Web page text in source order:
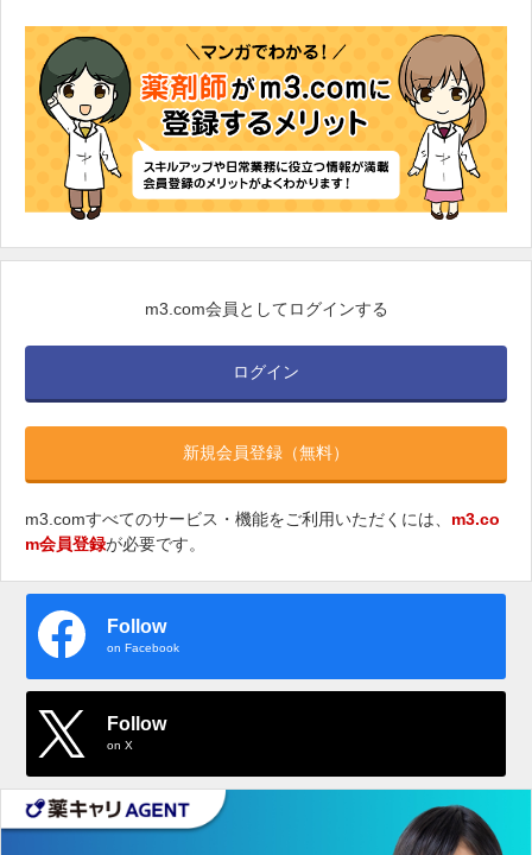
m3.com会員としてログインする
ログイン
新規会員登録（無料）
m3.comすべてのサービス・機能をご利用いただくには、 m3.co
m会員登録が必要です。
Follow
on Facebook
Follow
on X